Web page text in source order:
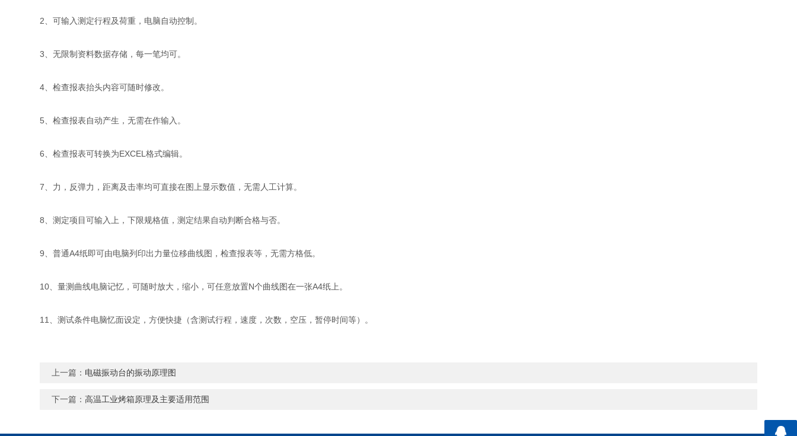
2、可输入测定行程及荷重，电脑自动控制。
3、无限制资料数据存储，每一笔均可。
4、检查报表抬头内容可随时修改。
5、检查报表自动产生，无需在作输入。
6、检查报表可转换为EXCEL格式编辑。
7、力，反弹力，距离及击率均可直接在图上显示数值，无需人工计算。
8、测定项目可输入上，下限规格值，测定结果自动判断合格与否。
9、普通A4纸即可由电脑列印出力量位移曲线图，检查报表等，无需方格低。
10、量测曲线电脑记忆，可随时放大，缩小，可任意放置N个曲线图在一张A4纸上。
11、测试条件电脑忆面设定，方便快捷（含测试行程，速度，次数，空压，暂停时间等）。
上一篇： 电磁振动台的振动原理图
下一篇：高温工业烤箱原理及主要适用范围